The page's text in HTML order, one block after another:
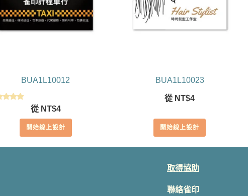
BUA1L10012
從 NT$4
開始線上設計
BUA1L10023
從 NT$4
開始線上設計
取得協助
聯絡雀印